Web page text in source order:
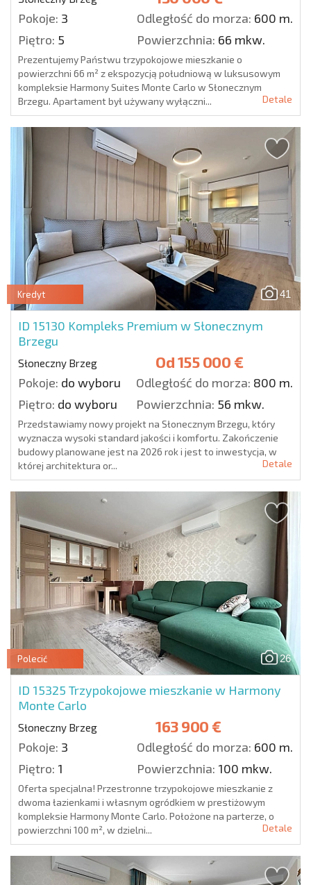
Pokoje: 3 Odległość do morza: 600 m.
Piętro: 5 Powierzchnia: 66 mkw.
Prezentujemy Państwu trzypokojowe mieszkanie o
powierzchni 66 m² z ekspozycją południową w luksusowym
kompleksie Harmony Suites Monte Carlo w Słonecznym
Brzegu. Apartament był używany wyłączni...
Detale
41
Kredyt
ID 15130 Kompleks Premium w Słonecznym
Brzegu
Słoneczny Brzeg Od155 000 €
Pokoje: do wyboru Odległość do morza: 800 m.
Piętro: do wyboru Powierzchnia: 56 mkw.
Przedstawiamy nowy projekt na Słonecznym Brzegu, który
wyznacza wysoki standard jakości i komfortu. Zakończenie
budowy planowane jest na 2026 rok i jest to inwestycja, w
której architektura or...
Detale
26
Polecić
ID 15325 Trzypokojowe mieszkanie w Harmony
Monte Carlo
Słoneczny Brzeg 163 900 €
Pokoje: 3 Odległość do morza: 600 m.
Piętro: 1 Powierzchnia: 100 mkw.
Oferta specjalna! Przestronne trzypokojowe mieszkanie z
dwoma łazienkami i własnym ogródkiem w prestiżowym
kompleksie Harmony Monte Carlo. Położone na parterze, o
powierzchni 100 m², w dzielni...
Detale